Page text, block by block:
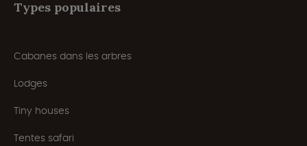
Types populaires
Cabanes dans les arbres
Lodges
Tiny houses
Tentes safari